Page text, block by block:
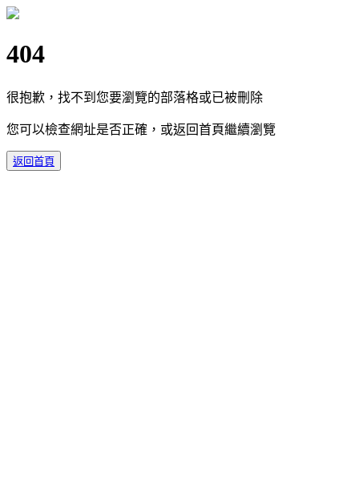
404
很抱歉，找不到您要瀏覽的部落格或已被刪除
您可以檢查網址是否正確，或返回首頁繼續瀏覽
返回首頁